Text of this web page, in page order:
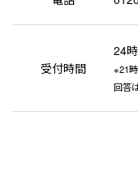
受付時間
24
※21
回答